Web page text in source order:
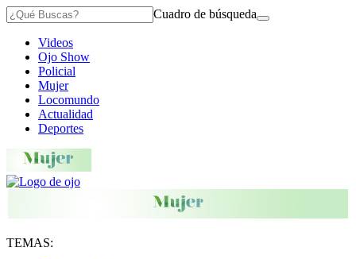
Cuadro de búsqueda
Videos
Ojo Show
Policial
Mujer
Locomundo
Actualidad
Deportes
TEMAS: